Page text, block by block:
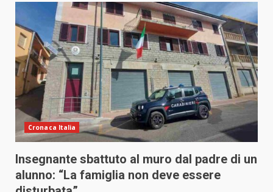
Cronaca Italia
Insegnante sbattuto al muro dal padre di un
alunno: “La famiglia non deve essere